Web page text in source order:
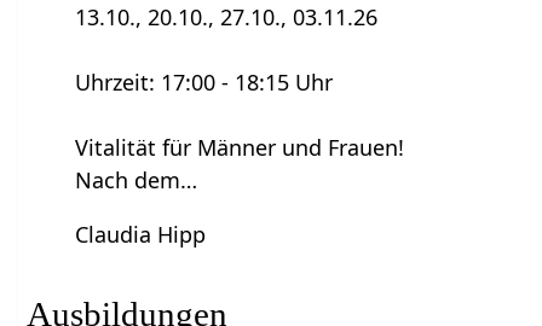
13.10., 20.10., 27.10., 03.11.26
Uhrzeit: 17:00 - 18:15 Uhr
Vitalität für Männer und Frauen!
Nach dem…
Claudia Hipp
Ausbildungen